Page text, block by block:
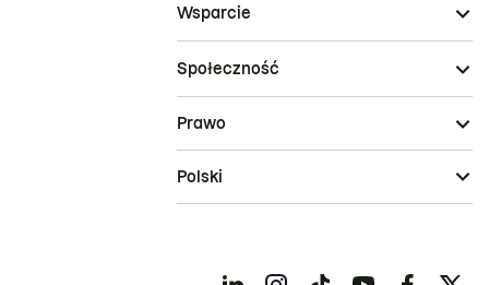
Wsparcie
Społeczność
Prawo
Polski